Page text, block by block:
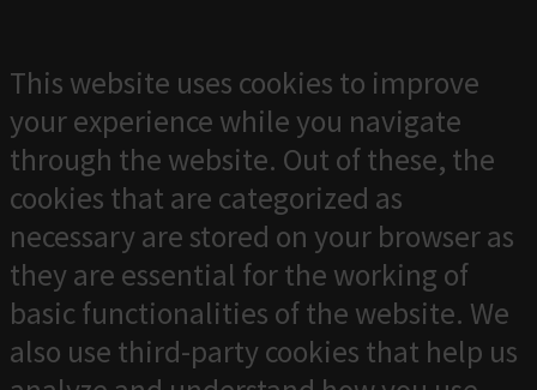
This website uses cookies to improve
your experience while you navigate
through the website. Out of these, the
cookies that are categorized as
necessary are stored on your browser as
they are essential for the working of
basic functionalities of the website. We
also use third-party cookies that help us